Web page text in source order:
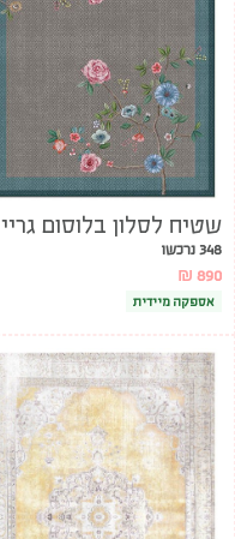
שטיח לסלון בלוסום גריי
348 נרכשו
₪ 890
אספקה מיידית